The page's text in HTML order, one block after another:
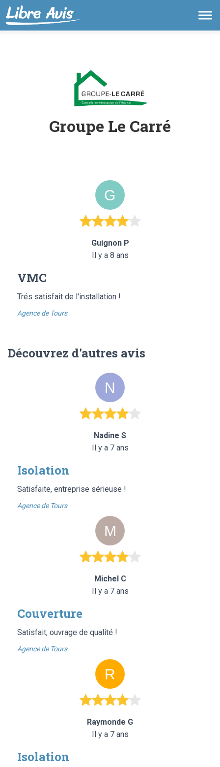
Groupe Le Carré
Guignon P
Il y a 8 ans
VMC
Trés satisfait de l'installation !
Agence de Tours
Découvrez d'autres avis
Nadine S
Il y a 7 ans
Isolation
Satisfaite, entreprise sérieuse !
Agence de Tours
Michel C
Il y a 7 ans
Couverture
Satisfait, ouvrage de qualité !
Agence de Tours
Raymonde G
Il y a 7 ans
Isolation